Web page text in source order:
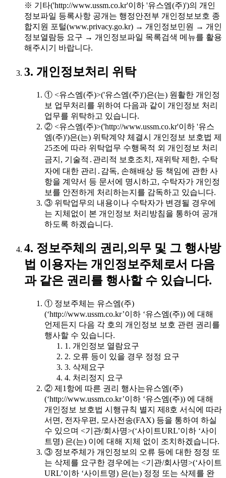
※ 기타('http://www.ussm.co.kr'이하 '유스엠(주)')의 개인
정보파일 등록사항 공개는 행정안전부 개인정보보호 종
합지원 포털(www.privacy.go.kr) → 개인정보민원 → 개인
정보열람등 요구 → 개인정보파일 목록검색 메뉴를 활용
해주시기 바랍니다.
3. 개인정보처리 위탁
① <유스엠(주)>('유스엠(주)')은(는) 원활한 개인정
보 업무처리를 위하여 다음과 같이 개인정보 처리
업무를 위탁하고 있습니다.
② <유스엠(주)>('http://www.ussm.co.kr'이하 '유스
엠(주)')은(는) 위탁계약 체결시 개인정보 보호법 제
25조에 따라 위탁업무 수행목적 외 개인정보 처리
금지, 기술적․관리적 보호조치, 재위탁 제한, 수탁
자에 대한 관리․감독, 손해배상 등 책임에 관한 사
항을 계약서 등 문서에 명시하고, 수탁자가 개인정
보를 안전하게 처리하는지를 감독하고 있습니다.
③ 위탁업무의 내용이나 수탁자가 변경될 경우에
는 지체없이 본 개인정보 처리방침을 통하여 공개
하도록 하겠습니다.
4. 정보주체의 권리,의무 및 그 행사방
법 이용자는 개인정보주체로서 다음
과 같은 권리를 행사할 수 있습니다.
① 정보주체는 유스엠(주)
(‘http://www.ussm.co.kr’이하 ‘유스엠(주)) 에 대해
언제든지 다음 각 호의 개인정보 보호 관련 권리를
행사할 수 있습니다.
1. 개인정보 열람요구
2. 오류 등이 있을 경우 정정 요구
3. 삭제요구
4. 처리정지 요구
② 제1항에 따른 권리 행사는유스엠(주)
(‘http://www.ussm.co.kr’이하 ‘유스엠(주)) 에 대해
개인정보 보호법 시행규칙 별지 제8호 서식에 따라
서면, 전자우편, 모사전송(FAX) 등을 통하여 하실
수 있으며 <기관/회사명>(‘사이트URL’이하 ‘사이
트명) 은(는) 이에 대해 지체 없이 조치하겠습니다.
③ 정보주체가 개인정보의 오류 등에 대한 정정 또
는 삭제를 요구한 경우에는 <기관/회사명>(‘사이트
URL’이하 ‘사이트명) 은(는) 정정 또는 삭제를 완